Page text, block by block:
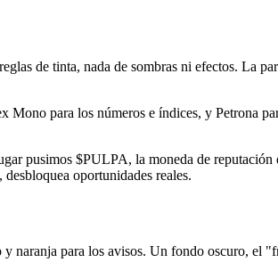
de tinta, nada de sombras ni efectos. La
para los números e índices, y Petrona
pusimos $PULPA, la moneda de
oportunidades reales.
naranja para los avisos. Un fondo oscuro, el